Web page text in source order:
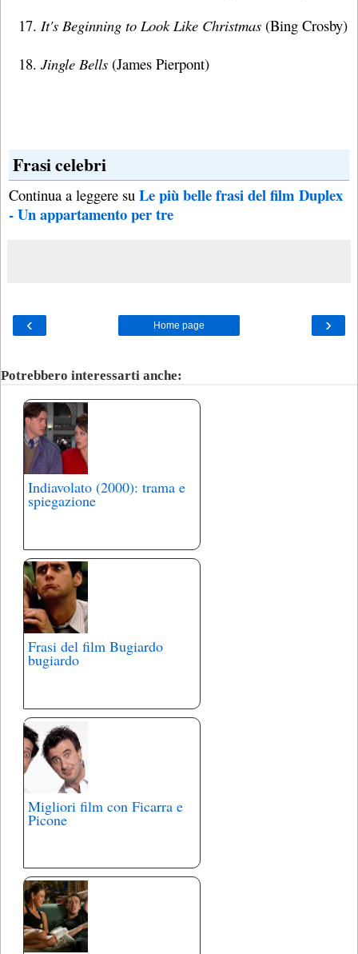
It's Beginning to Look Like Christmas (Bing Crosby)
Jingle Bells (James Pierpont)
Frasi celebri
Continua a leggere su Le più belle frasi del film Duplex
- Un appartamento per tre
‹ ›
Home page
Potrebbero interessarti anche:
Indiavolato (2000): trama e
spiegazione
Frasi del film Bugiardo
bugiardo
Migliori film con Ficarra e
Picone